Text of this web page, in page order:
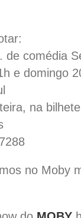
de comédia
e domingo
na
no Moby